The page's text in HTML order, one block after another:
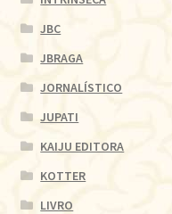
JBC
JBRAGA
JORNALÍSTICO
JUPATI
KAIJU EDITORA
KOTTER
LIVRO